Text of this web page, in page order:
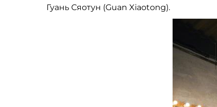
Гуань Сяотун (Guan Xiaotong).